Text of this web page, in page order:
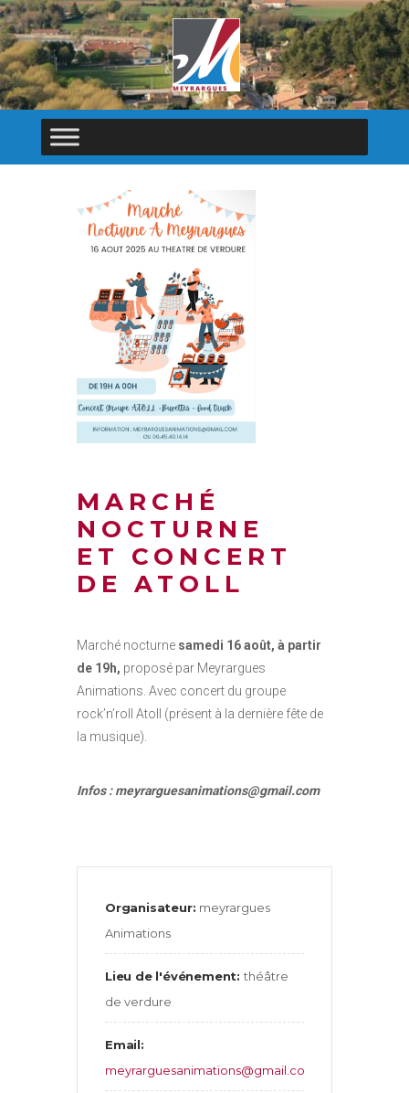
MARCHÉ
NOCTURNE
ET CONCERT
DE ATOLL
Marché nocturne samedi 16 août, à partir
de 19h, proposé par Meyrargues
Animations. Avec concert du groupe
rock’n’roll Atoll (présent à la dernière fête de
la musique).
Infos : meyrarguesanimations@gmail.com
Organisateur: meyrargues
Animations
Lieu de l'événement:théâtre
de verdure
Email:
meyrarguesanimations@gmail.com